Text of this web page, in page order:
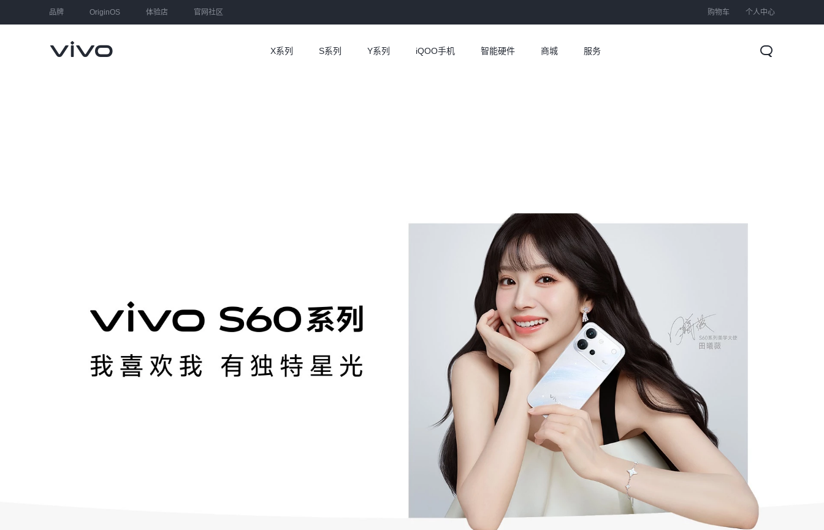
品牌 OriginOS 体验店 官网社区 购物车 个人中心
X系列 S系列 Y系列 iQOO手机 智能硬件 商城 服务